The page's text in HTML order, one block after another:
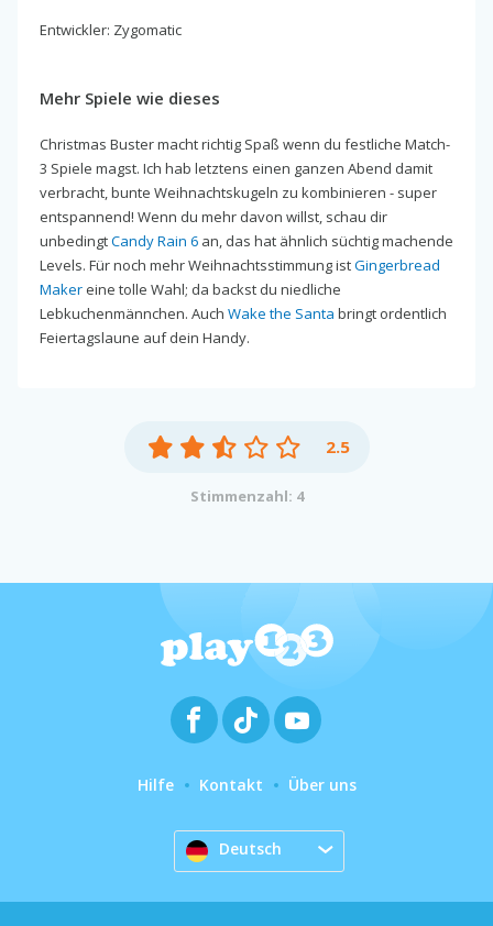
Entwickler: Zygomatic
Mehr Spiele wie dieses
Christmas Buster macht richtig Spaß wenn du festliche Match-
3 Spiele magst. Ich hab letztens einen ganzen Abend damit
verbracht, bunte Weihnachtskugeln zu kombinieren - super
entspannend! Wenn du mehr davon willst, schau dir
unbedingtCandy Rain 6 an, das hat ähnlich süchtig machende
Levels. Für noch mehr Weihnachtsstimmung istGingerbread
Maker eine tolle Wahl; da backst du niedliche
Lebkuchenmännchen. Auch Wake the Santa bringt ordentlich
Feiertagslaune auf dein Handy.
2.5
Stimmenzahl: 4
Hilfe Kontakt Über uns
Deutsch